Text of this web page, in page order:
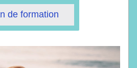
de formation